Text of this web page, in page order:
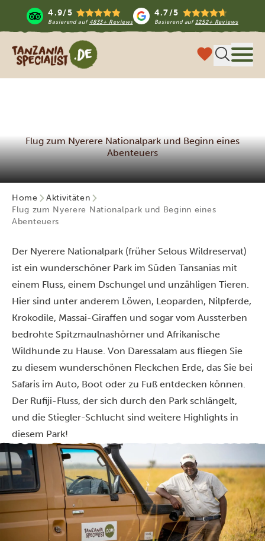
4.9/5
Basierend auf 4833+ Reviews
4.7/5
Basierend auf1252+ Reviews
Tanzania Specialist
Flug zum Nyerere Nationalpark und Beginn eines
Abenteuers
Home
Aktivitäten
Flug zum Nyerere Nationalpark und Beginn eines
Abenteuers
Der Nyerere Nationalpark (früher Selous Wildreservat)
ist ein wunderschöner Park im Süden Tansanias mit
einem Fluss, einem Dschungel und unzähligen Tieren.
Hier sind unter anderem Löwen, Leoparden, Nilpferde,
Krokodile, Massai-Giraffen und sogar vom Aussterben
bedrohte Spitzmaulnashörner und Afrikanische
Wildhunde zu Hause. Von Daressalam aus fliegen Sie
zu diesem wunderschönen Fleckchen Erde, das Sie bei
Safaris im Auto, Boot oder zu Fuß entdecken können.
Der Rufiji-Fluss, der sich durch den Park schlängelt,
und die Stiegler-Schlucht sind weitere Highlights in
diesem Park!